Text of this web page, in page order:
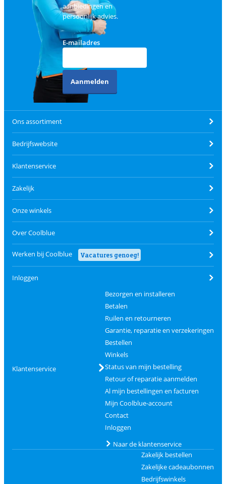
aanbiedingen en
persoonlijk advies.
E-mailadres
Aanmelden
Ons assortiment
Bedrijfswebsite
Klantenservice
Zakelijk
Onze winkels
Over Coolblue
Werken bij Coolblue Vacatures genoeg!
Inloggen
Klantenservice
Bezorgen en installeren
Betalen
Ruilen en retourneren
Garantie, reparatie en verzekeringen
Bestellen
Winkels
Status van mijn bestelling
Retour of reparatie aanmelden
Al mijn bestellingen en facturen
Mijn Coolblue-account
Contact
Inloggen
Naar de klantenservice
Zakelijk bestellen
Zakelijke cadeaubonnen
Bedrijfswinkels